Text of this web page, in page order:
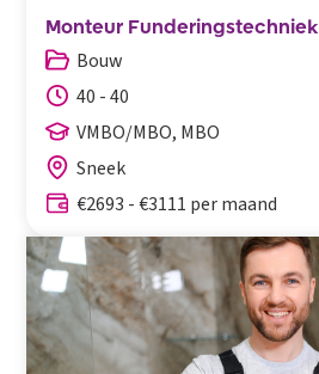
Monteur Funderingstechniek
Bouw
40 - 40
VMBO/MBO, MBO
Sneek
€2693 - €3111 per maand